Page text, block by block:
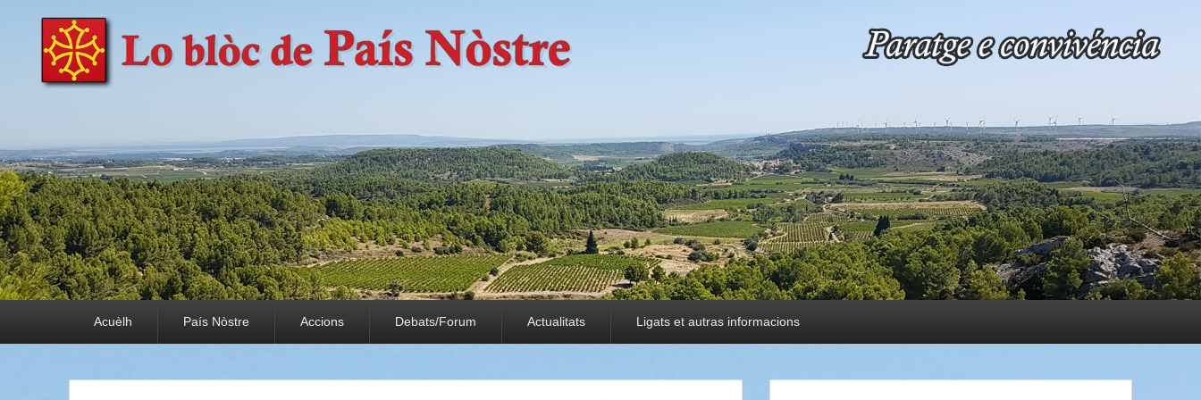
País Nòstre
Paratge e Convivència
Acuèlh País Nòstre Accions Debats/Forum Actualitats Ligats et autras informacions